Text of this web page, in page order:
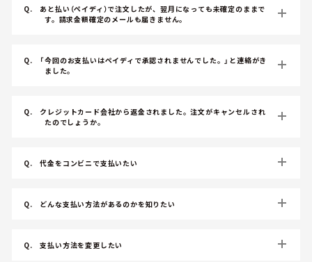
Q.
あと払い（ペイディ）で注文したが、翌月になっても未確定のままで
す。請求金額確定のメールも届きません。
Q.
「今回のお支払いはペイディで承認されませんでした。」と連絡がき
ました。
Q.
クレジットカード会社から返金されました。注文がキャンセルされ
たのでしょうか。
Q. 代金をコンビニで支払いたい
Q. どんな支払い方法があるのかを知りたい
Q. 支払い方法を変更したい